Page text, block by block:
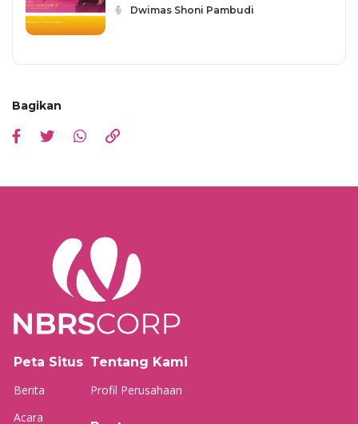
Dwimas Shoni Pambudi
Bagikan
Peta Situs
Berita
Acara
Tentang Kami
Profil Perusahaan